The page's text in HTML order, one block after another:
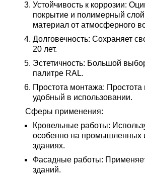
Устойчивость к коррозии:
покрытие и полимерный
материал от атмосферного
Долговечность: Сохраняет
20 лет.
Эстетичность: Большой
палитре RAL.
Простота монтажа: Простота
удобный в использовании.
Сферы применения:
Кровельные работы:
особенно на промышленных
зданиях.
Фасадные работы:
зданий.